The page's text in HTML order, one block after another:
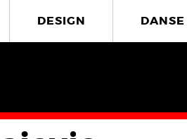
DESIGN DANSE